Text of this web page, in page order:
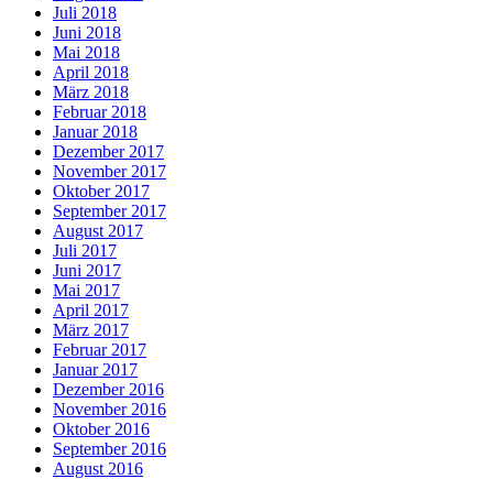
Juli 2018
Juni 2018
Mai 2018
April 2018
März 2018
Februar 2018
Januar 2018
Dezember 2017
November 2017
Oktober 2017
September 2017
August 2017
Juli 2017
Juni 2017
Mai 2017
April 2017
März 2017
Februar 2017
Januar 2017
Dezember 2016
November 2016
Oktober 2016
September 2016
August 2016